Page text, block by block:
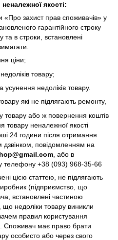
якості:
«Про захист прав споживачів» у
гарантійного строку
та в строки, встановлені
ціни;
товару;
недоліків товару.
які не підлягають ремонту,
товару або ж повернення коштів
неналежної якості
24 години після отримання
повідомленням на
, або в
телефону +38 (093) 968-35-66
цією статтею, не підлягають
(підприємство, що
встановлені частиною
що недоліки товару виникли
правил користування
Споживач має право брати
особисто або через свого